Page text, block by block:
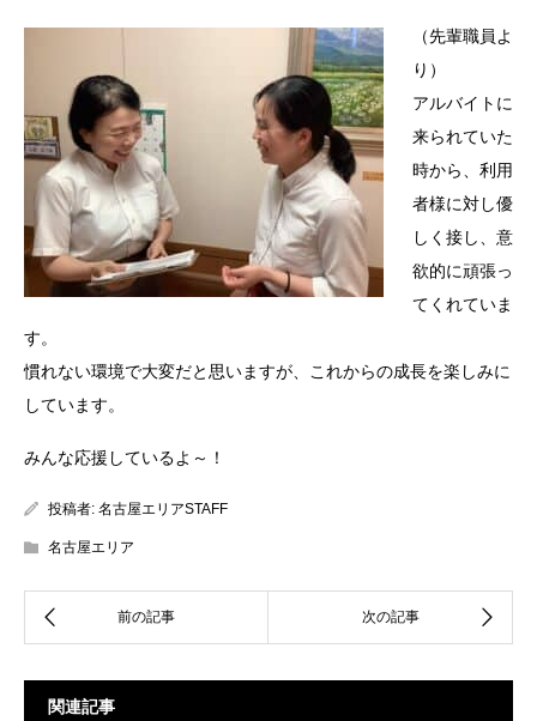
（先輩職員よ
り）
アルバイトに
来られていた
時から、利用
者様に対し優
しく接し、意
欲的に頑張っ
てくれていま
す。
慣れない環境で大変だと思いますが、これからの成長を楽しみに
しています。
みんな応援しているよ～！
投稿者: 名古屋エリアSTAFF
名古屋エリア
関連記事